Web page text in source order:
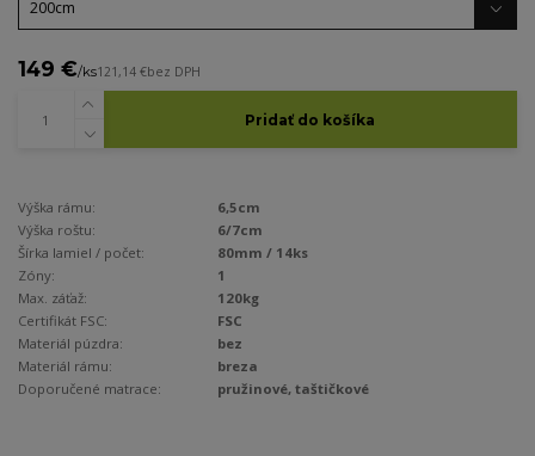
149 €/ks121,14 €bez DPH
Pridať do košíka
Výška rámu:
6,5cm
Výška roštu:
6/7cm
Šírka lamiel / počet:
80mm / 14ks
Zóny:
1
Max. záťaž:
120kg
Certifikát FSC:
FSC
Materiál púzdra:
bez
Materiál rámu:
breza
Doporučené matrace:
pružinové, taštičkové